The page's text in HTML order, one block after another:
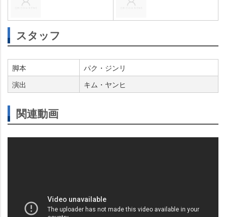
スタッフ
脚本
パク・ジンリ
演出
キム・ヤンヒ
関連動画